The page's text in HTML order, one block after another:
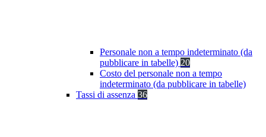
Personale non a tempo indeterminato (da
pubblicare in tabelle) 20
Costo del personale non a tempo
indeterminato (da pubblicare in tabelle)
Tassi di assenza 36